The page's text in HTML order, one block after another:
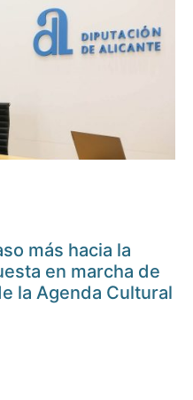
más hacia la
en marcha de
la Agenda Cultural